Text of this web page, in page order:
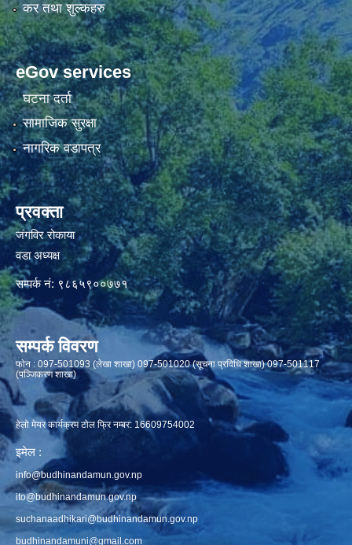
कर तथा शुल्कहरु
eGov services
घटना दर्ता
सामाजिक सुरक्षा
नागरिक वडापत्र
प्रवक्ता
जंगविर रोकाया
वडा अध्यक्ष
सम्पर्क नं: ९८६५९००७७१
सम्पर्क विवरण
फाेन : 097-501093 (लेखा शाखा) 097-501020 (सूचना प्रविधि शाखा) 097-501117
(पञ्जिकरण शाखा)
हेलो मेयर कार्यक्रम टोल फ्रि नम्बर: 16609754002
इमेल :
info@budhinandamun.gov.np
ito@budhinandamun.gov.np
suchanaadhikari@budhinandamun.gov.np
budhinandamuni@gmail.com